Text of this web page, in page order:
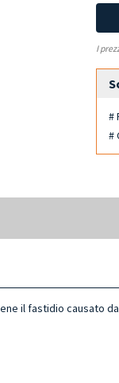
I
#
#
il fastidio causato